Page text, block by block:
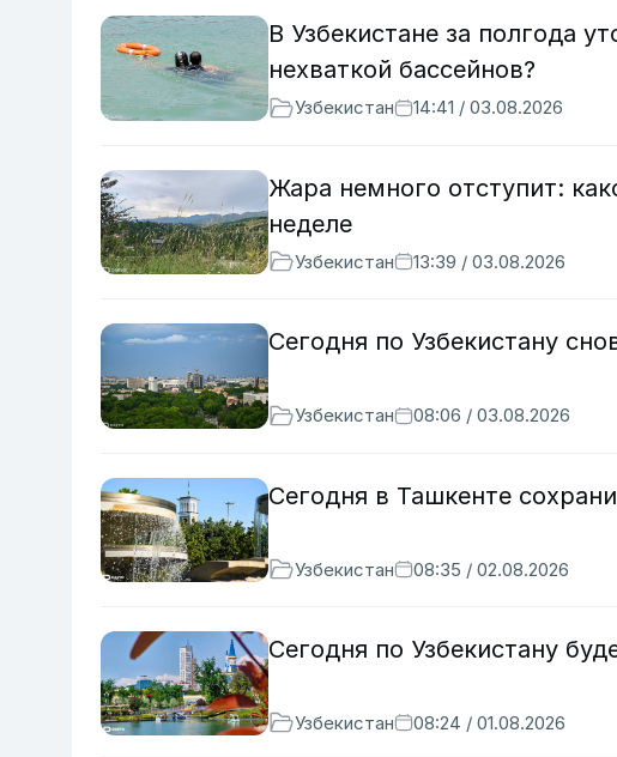
В Узбекистане за полгода
нехваткой бассейнов?
Узбекистан 14:41 / 03.08.2026
Жара немного отступит:
неделе
Узбекистан 13:39 / 03.08.2026
Сегодня по Узбекистану
Узбекистан 08:06 / 03.08.2026
Сегодня в Ташкенте
Узбекистан 08:35 / 02.08.2026
Сегодня по Узбекистану
Узбекистан 08:24 / 01.08.2026